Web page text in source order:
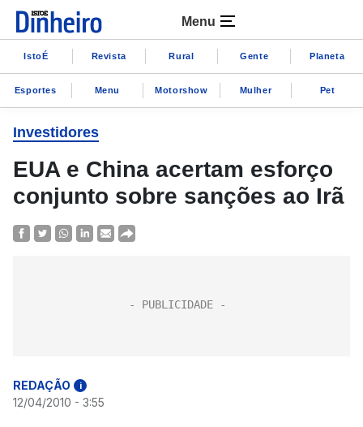
Menu
IstoÉ Revista Rural Gente Planeta
Esportes Menu Motorshow Mulher Pet
Investidores
EUA e China acertam esforço
conjunto sobre sanções ao Irã
REDAÇÃO i
12/04/2010 - 3:55